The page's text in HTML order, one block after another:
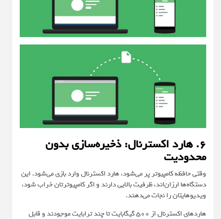
۶. هارد اکسترنال: ذخیره‌سازی بدون
محدودیت
وقتی حافظه کامپیوتر پر می‌شود، هارد اکسترنال وارد بازی می‌شود. این
دستگاه‌ها ارزان‌اند، ظرفیت بالایی دارند و اگر کامپیوترتان خراب شود،
ویدیوهایتان را نجات می‌دهند.
هاردهای اکسترنال از ۵۰۰ گیگابایت تا چند ترابایت موجودند و قابل